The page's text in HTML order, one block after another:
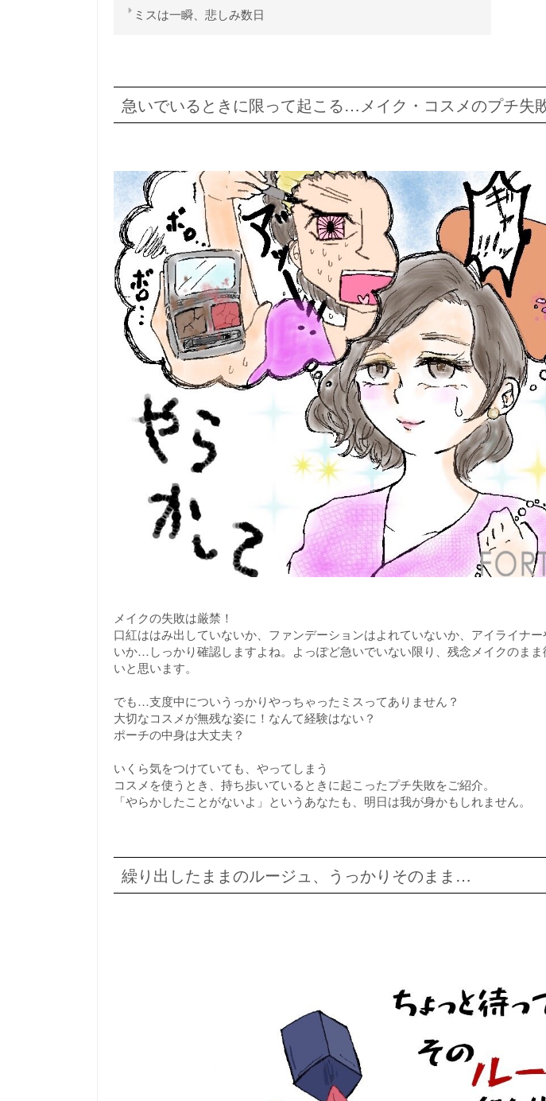
ミスは一瞬、悲しみ数日
急いでいるときに限って起こる…メイク・コスメのプチ失
メイクの失敗は厳禁！
口紅ははみ出していないか、ファンデーションはよれていないか、アイライナ
いか…しっかり確認しますよね。よっぽど急いでいない限り、残念メイクのま
いと思います。
でも…支度中についうっかりやっちゃったミスってありません？
大切なコスメが無残な姿に！なんて経験はない？
ポーチの中身は大丈夫？
いくら気をつけていても、やってしまう
コスメを使うとき、持ち歩いているときに起こったプチ失敗をご紹介。
「やらかしたことがないよ」というあなたも、明日は我が身かもしれません。
繰り出したままのルージュ、うっかりそのまま…